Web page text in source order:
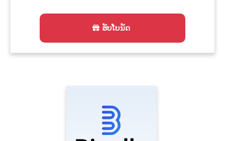
ຮັບໂບນັດ